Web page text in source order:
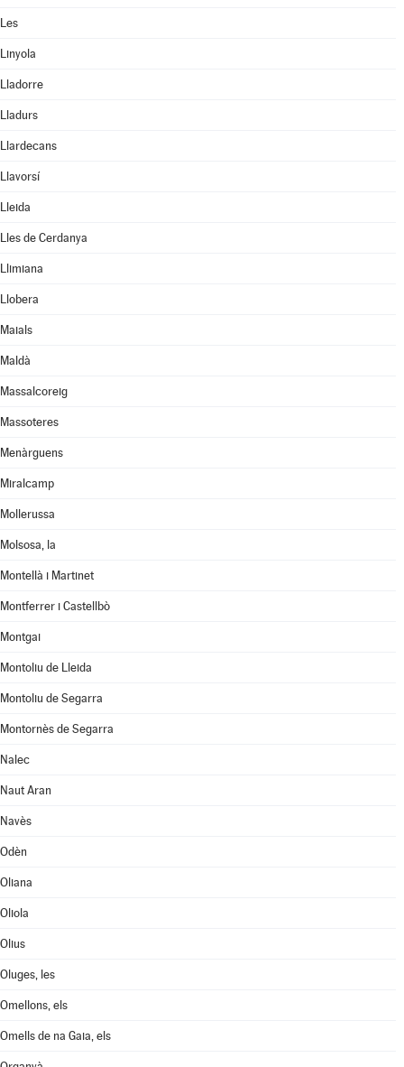
Les
Linyola
Lladorre
Lladurs
Llardecans
Llavorsí
Lleida
Lles de Cerdanya
Llimiana
Llobera
Maials
Maldà
Massalcoreig
Massoteres
Menàrguens
Miralcamp
Mollerussa
Molsosa, la
Montellà i Martinet
Montferrer i Castellbò
Montgai
Montoliu de Lleida
Montoliu de Segarra
Montornès de Segarra
Nalec
Naut Aran
Navès
Odèn
Oliana
Oliola
Olius
Oluges, les
Omellons, els
Omells de na Gaia, els